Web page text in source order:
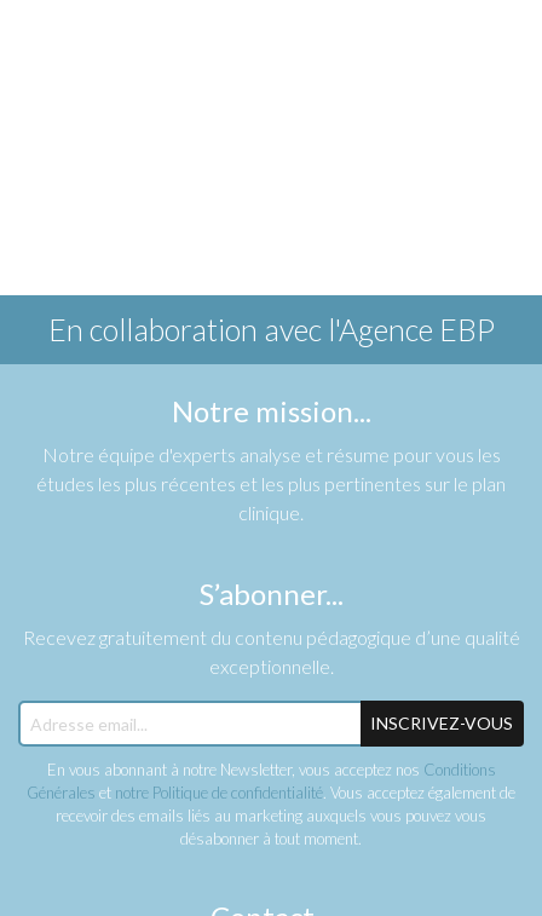
En collaboration avec l'Agence EBP
Notre mission...
Notre équipe d'experts analyse et résume pour vous les
études les plus récentes et les plus pertinentes sur le plan
clinique.
S’abonner...
Recevez gratuitement du contenu pédagogique d’une qualité
exceptionnelle.
INSCRIVEZ-VOUS
En vous abonnant à notre Newsletter, vous acceptez nos Conditions
Générales et notre Politique de confidentialité. Vous acceptez également de
recevoir des emails liés au marketing auxquels vous pouvez vous
désabonner à tout moment.